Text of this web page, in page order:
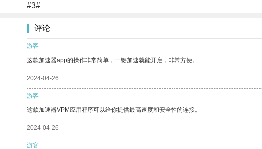
#3#
评论
游客
这款加速器app的操作非常简单，一键加速就能开启，非常方便。
2024-04-26
游客
这款加速器VPM应用程序可以给你提供最高速度和安全性的连接。
2024-04-26
游客